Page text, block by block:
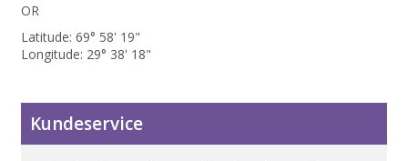
OR
Latitude: 69° 58' 19"
Longitude: 29° 38' 18"
Kundeservice